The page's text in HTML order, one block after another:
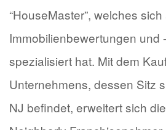
“HouseMaster”, welches sich
Immobilienbewertungen und
spezialisiert hat. Mit dem
Unternehmens, dessen Sitz
NJ befindet, erweitert sich